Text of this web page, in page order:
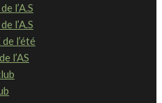
l’A.S
l’A.S
l’été
l’AS